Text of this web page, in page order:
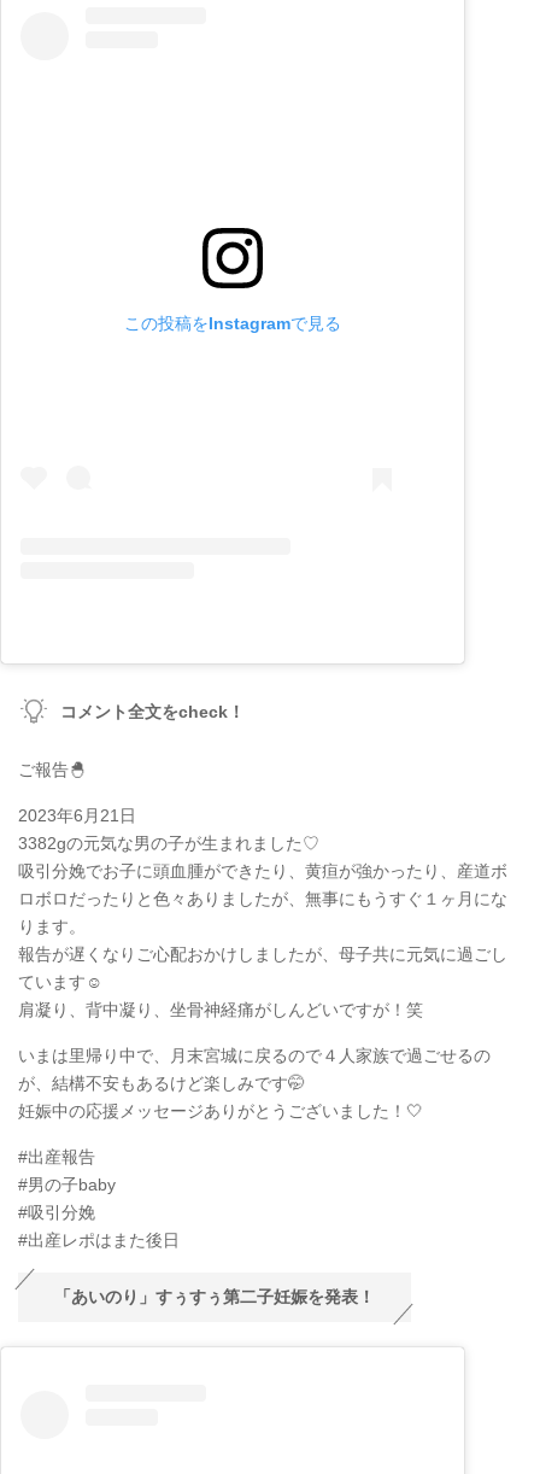
この投稿をInstagramで見る
コメント全文をcheck！
ご報告🐣
2023年6月21日
3382gの元気な男の子が生まれました♡
吸引分娩でお子に頭血腫ができたり、黄疸が強かったり、産道ボ
ロボロだったりと色々ありましたが、無事にもうすぐ１ヶ月にな
ります。
報告が遅くなりご心配おかけしましたが、母子共に元気に過ごし
ています☺️
肩凝り、背中凝り、坐骨神経痛がしんどいですが！笑
いまは里帰り中で、月末宮城に戻るので４人家族で過ごせるの
が、結構不安もあるけど楽しみです🤭
妊娠中の応援メッセージありがとうございました！🤍
#出産報告
#男の子baby
#吸引分娩
#出産レポはまた後日
「あいのり」すぅすぅ第二子妊娠を発表！